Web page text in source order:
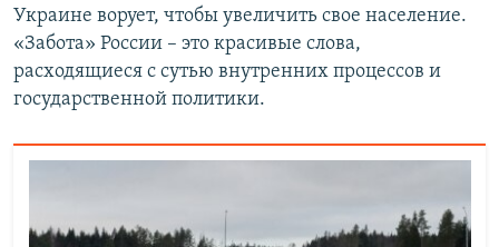
Украине ворует, чтобы увеличить свое население.
«Забота» России – это красивые слова,
расходящиеся с сутью внутренних процессов и
государственной политики.